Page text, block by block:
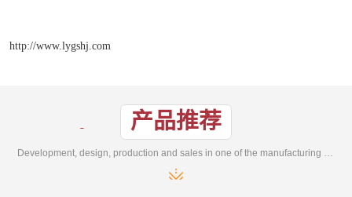
http://www.lygshj.com
产品推荐